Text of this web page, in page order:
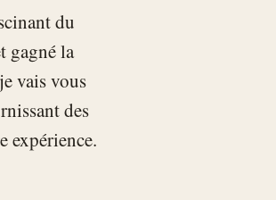
du
gagné la
vais vous
des
expérience.